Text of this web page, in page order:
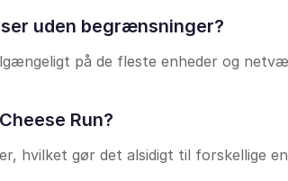
uden begrænsninger?
på de fleste enheder og
Run?
hvilket gør det alsidigt til forskellige